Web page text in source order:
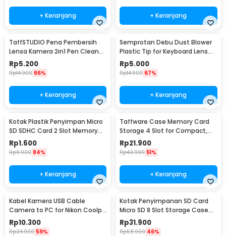
+ Keranjang + Keranjang
TaffSTUDIO Pena Pembersih
Lensa Kamera 2in1 Pen Cleaner
for Camera - LP-1
Rp5.200
Rp14.900 66%
+ Keranjang
Semprotan Debu Dust Blower
Plastic Tip for Keyboard Lens
Camera Watch - 1154
Rp5.000
Rp14.900 67%
+ Keranjang
Kotak Plastik Penyimpan Micro
SD SDHC Card 2 Slot Memory
Card Storage - SD10
Rp1.600
Rp9.900 84%
+ Keranjang
Taffware Case Memory Card
Storage 4 Slot for Compact,
SD, and Micro SD - WC0572
Rp21.900
Rp43.900 51%
+ Keranjang
Kabel Kamera USB Cable
Camera to PC for Nikon Coolpix
1.5 M - UC-E6
Rp10.300
Rp24.900 59%
Kotak Penyimpanan SD Card
Micro SD 8 Slot Storage Case
Anti Benturan - 421
Rp31.900
Rp58.900 46%